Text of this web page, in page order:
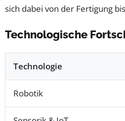
sich dabei von der Fertigung
Technologische
Technologie
Robotik